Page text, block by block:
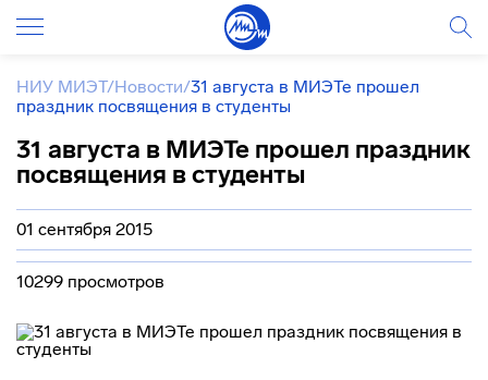
НИУ МИЭТ/Новости/31 августа в МИЭТе прошел
праздник посвящения в студенты
31 августа в МИЭТе прошел праздник
посвящения в студенты
01 сентября 2015
10299 просмотров